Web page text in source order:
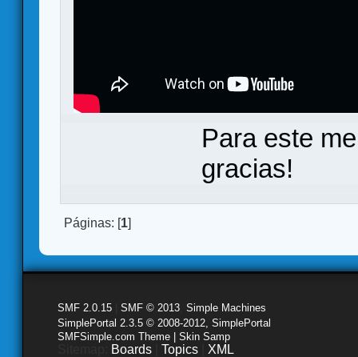
Para este
gracias!
Páginas: [1]
SMF 2.0.15 SMF © 2013 Simple Machines
SimplePortal 2.3.5 © 2008-2012, SimplePortal
SMFSimple.com Theme | Skin Samp
Boards Topics XML